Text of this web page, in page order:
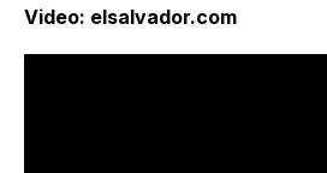
Video: elsalvador.com